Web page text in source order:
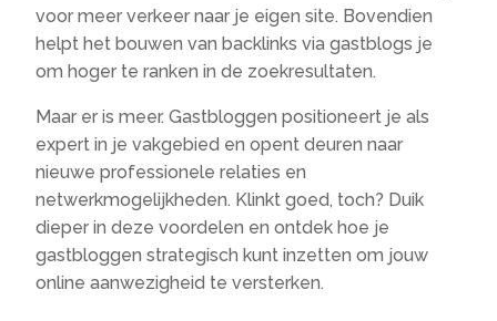
voor meer verkeer naar je eigen site. Bovendien
helpt het bouwen van backlinks via gastblogs je
om hoger te ranken in de zoekresultaten.
Maar er is meer. Gastbloggen positioneert je als
expert in je vakgebied en opent deuren naar
nieuwe professionele relaties en
netwerkmogelijkheden. Klinkt goed, toch? Duik
dieper in deze voordelen en ontdek hoe je
gastbloggen strategisch kunt inzetten om jouw
online aanwezigheid te versterken.